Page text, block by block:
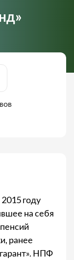
году
на себя
ранее
НПФ